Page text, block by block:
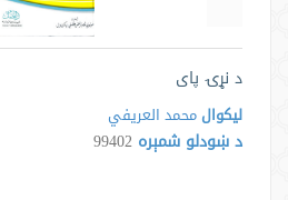
د نړۍ پای
لیکوالمحمد العريفي
د ښودلو شمېره 99402